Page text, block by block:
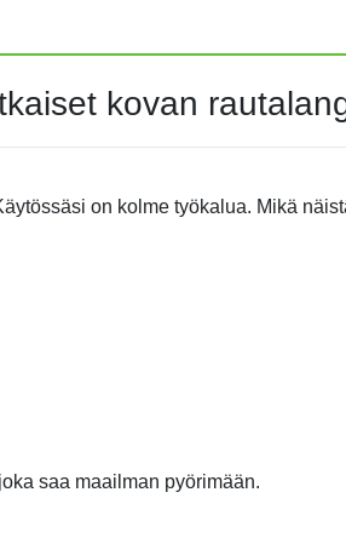
kovan
on kolme työkalua. Mikä
saa maailman pyörimään.